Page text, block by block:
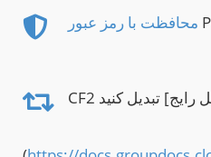
محافظت با رمز عبور
CF2 را در [همه قالب‌های فایل رایج] تبدیل کنید